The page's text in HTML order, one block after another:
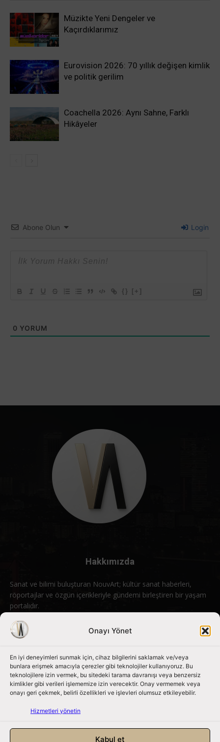
Onayı Yönet
En iyi deneyimleri sunmak için, cihaz bilgilerini saklamak ve/veya
bunlara erişmek amacıyla çerezler gibi teknolojiler kullanıyoruz. Bu
teknolojilere izin vermek, bu sitedeki tarama davranışı veya benzersiz
kimlikler gibi verileri işlememize izin verecektir. Onay vermemek veya
onayı geri çekmek, belirli özellikleri ve işlevleri olumsuz etkileyebilir.
Hizmetleri yönetin
Kabul et
Müzikte Yeni Dengeler ve
Kaçırdıklarımız
Eurovision 2026: 70 yıllık değişen kimlik
ve politik gerilim
Coachella 2026: Aynı Sahne, Farklı
Hikâyeler
Abone Olun Login
{} [+]
0 YORUM
Hakkımızda
Sanat ve bilimi buluşturan NouvArt; kültür sanat haberleri,
röportajlar ve özgün içerikleriyle gündemi birleştiren bir yaşam
portalıdır.
Bizimle iletişime geçin: info@nouvart.net
Bizi Takip Edin